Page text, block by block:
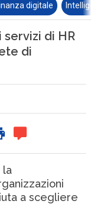
digitale
di HR
di
la
a scegliere